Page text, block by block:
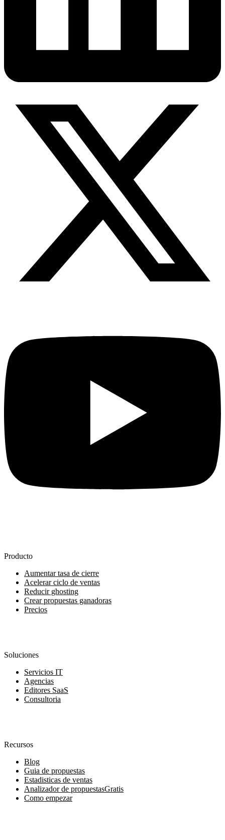
Producto
Aumentar tasa de cierre
Acelerar ciclo de ventas
Reducir ghosting
Crear propuestas ganadoras
Precios
Soluciones
Servicios IT
Agencias
Editores SaaS
Consultoria
Recursos
Blog
Guia de propuestas
Estadisticas de ventas
Analizador de propuestasGratis
Como empezar